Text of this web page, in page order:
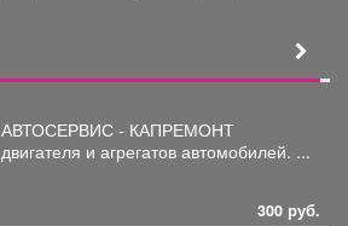
АВТОСЕРВИС - КАПРЕМОНТ
двигателя и агрегатов автомобилей. ...
300 руб.